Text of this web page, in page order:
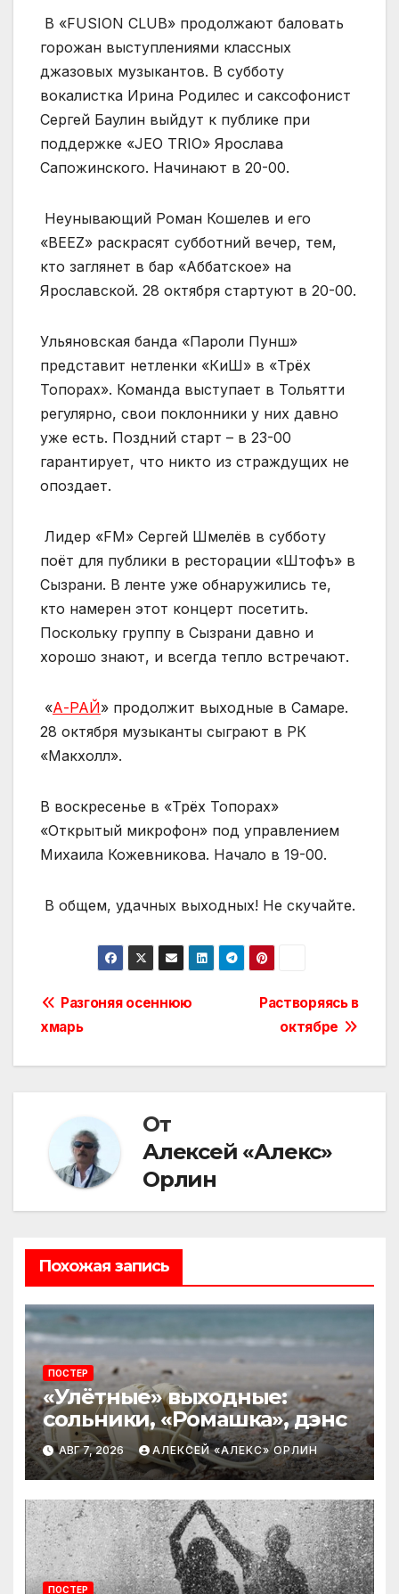
В «FUSION CLUB» продолжают баловать
горожан выступлениями классных
джазовых музыкантов. В субботу
вокалистка Ирина Родилес и саксофонист
Сергей Баулин выйдут к публике при
поддержке «JEO TRIO» Ярослава
Сапожинского. Начинают в 20-00.
Неунывающий Роман Кошелев и его
«BEEZ» раскрасят субботний вечер, тем,
кто заглянет в бар «Аббатское» на
Ярославской. 28 октября стартуют в 20-00.
Ульяновская банда «Пароли Пунш»
представит нетленки «КиШ» в «Трёх
Топорах». Команда выступает в Тольятти
регулярно, свои поклонники у них давно
уже есть. Поздний старт – в 23-00
гарантирует, что никто из страждущих не
опоздает.
Лидер «FM» Сергей Шмелёв в субботу
поёт для публики в ресторации «Штофъ» в
Сызрани. В ленте уже обнаружились те,
кто намерен этот концерт посетить.
Поскольку группу в Сызрани давно и
хорошо знают, и всегда тепло встречают.
«А-РАЙ» продолжит выходные в Самаре.
28 октября музыканты сыграют в РК
«Макхолл».
В воскресенье в «Трёх Топорах»
«Открытый микрофон» под управлением
Михаила Кожевникова. Начало в 19-00.
В общем, удачных выходных! Не скучайте.
Навигация
по
Растворяясь в
октябре
Разгоняя осеннюю
хмарь
От
Алексей «Алекс»
Орлин
Похожая запись
ПОСТЕР
«Улётные» выходные:
сольники, «Ромашка», дэнс
АВГ 7, 2026 АЛЕКСЕЙ «АЛЕКС» ОРЛИН
ПОСТЕР